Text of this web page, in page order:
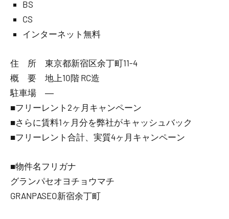
BS
CS
インターネット無料
住 所 東京都新宿区余丁町11-4
概 要 地上10階 RC造
駐車場 ―
■フリーレント2ヶ月キャンペーン
■さらに賃料1ヶ月分を弊社がキャッシュバック
■フリーレント合計、実質4ヶ月キャンペーン
■物件名フリガナ
グランパセオヨチョウマチ
GRANPASEO新宿余丁町